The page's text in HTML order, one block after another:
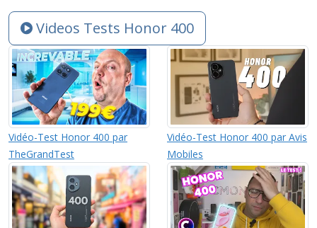
Videos Tests Honor 400
Vidéo-Test Honor 400 par
TheGrandTest
Vidéo-Test Honor 400 par Avis
Mobiles